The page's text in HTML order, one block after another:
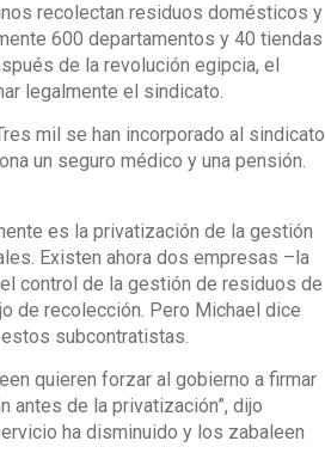
recolectan residuos domésticos y
600 departamentos y 40 tiendas
de la revolución egipcia, el
legalmente el sindicato.
mil se han incorporado al sindicato
un seguro médico y una pensión.
es la privatización de la gestión
Existen ahora dos empresas –la
control de la gestión de residuos de
de recolección. Pero Michael dice
subcontratistas.
quieren forzar al gobierno a firmar
antes de la privatización”, dijo
ha disminuido y los zabaleen